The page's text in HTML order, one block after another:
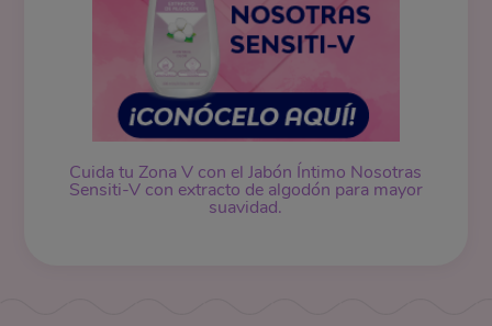
Cuida tu Zona V con el Jabón Íntimo Nosotras
Sensiti-V con extracto de algodón para mayor
suavidad.